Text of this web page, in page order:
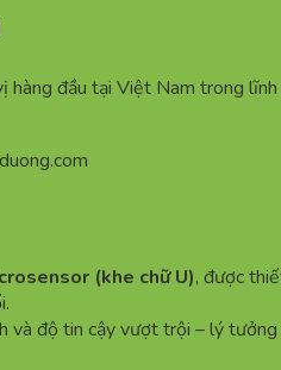
hàng đầu tại Việt Nam trong
(khe chữ U), được
và độ tin cậy vượt trội – lý tưởng